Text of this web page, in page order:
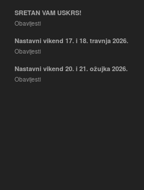
SRETAN VAM USKRS!
Obavijesti
Nastavni vikend 17. i 18. travnja 2026.
Obavijesti
Nastavni vikend 20. i 21. ožujka 2026.
Obavijesti